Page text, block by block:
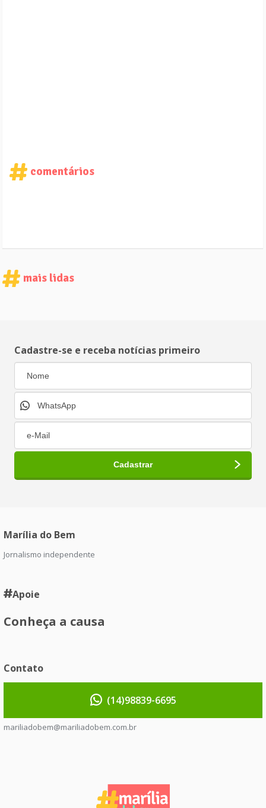
comentários
mais lidas
Cadastre-se e receba notícias primeiro
Marília do Bem
Jornalismo independente
Apoie
Conheça a causa
Contato
(14)98839-6695
mariliadobem@mariliadobem.com.br